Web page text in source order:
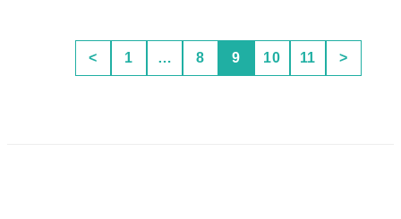
< 1 … 8 9 10 11 >